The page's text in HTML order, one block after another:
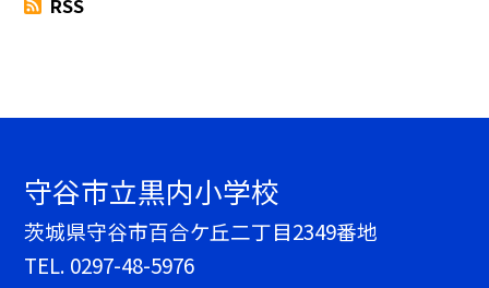
RSS
守谷市立黒内小学校
茨城県守谷市百合ケ丘二丁目2349番地
TEL. 0297-48-5976